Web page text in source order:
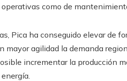
como de
Pica ha conseguido elevar de
mayor agilidad la demanda
incrementar la producción